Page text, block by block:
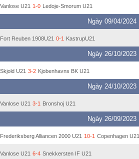
Vanlose U21 1-0 Ledoje-Smorum U21
Ngày 09/04/2024
Fort Reuben 1908U21 0-1 KastrupU21
Ngày 26/10/2023
Skjold U21 3-2 Kjobenhavns BK U21
Ngày 24/10/2023
Vanlose U21 3-1 Bronshoj U21
Ngày 26/09/2023
Frederiksberg Alliancen 2000 U21 10-1 Copenhagen U21
Vanlose U21 6-4 Snekkersten IF U21